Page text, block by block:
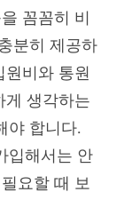
꼼꼼히 비
분히 제공하
비와 통원
게 생각하는
야 합니다.
입해서는 안
요할 때 보